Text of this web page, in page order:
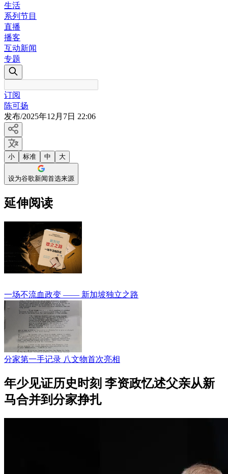
生活
系列节目
直播
播客
互动新闻
专题
订阅
陈可扬
发布/2025年12月7日 22:06
小 标准 中 大
设为谷歌新闻首选来源
延伸阅读
一场不流血政变 —— 新加坡独立之路
分家第一手记录 八文物首次亮相
年少见证历史时刻 李资政忆述父亲从新
马合并到分家挣扎